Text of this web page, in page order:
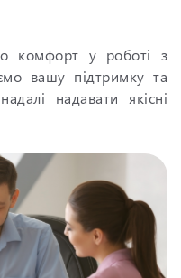
комфорт у роботі з
вашу підтримку та
надавати якісні